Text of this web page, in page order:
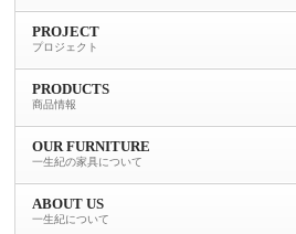
PROJECT
プロジェクト
PRODUCTS
商品情報
OUR FURNITURE
一生紀の家具について
ABOUT US
一生紀について